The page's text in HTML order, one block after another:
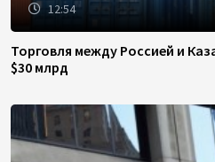
12:54
Торговля между Россией и
$30 млрд